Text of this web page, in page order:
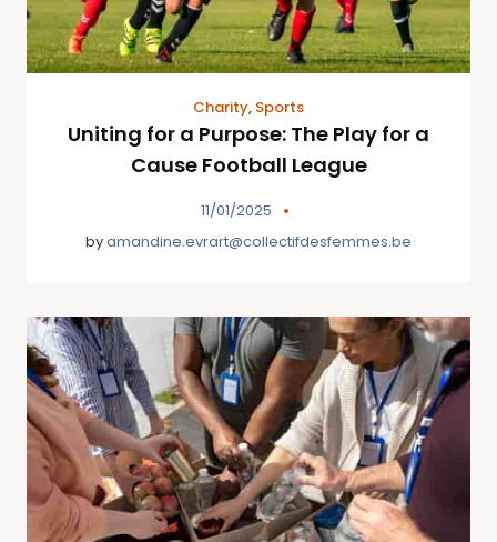
Charity, Sports
Uniting for a Purpose: The Play for a
Cause Football League
11/01/2025
byamandine.evrart@collectifdesfemmes.be